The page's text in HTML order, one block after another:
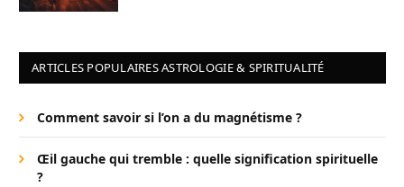
ARTICLES POPULAIRES ASTROLOGIE & SPIRITUALITÉ
Comment savoir si l’on a du magnétisme ?
Œil gauche qui tremble : quelle signification spirituelle
?